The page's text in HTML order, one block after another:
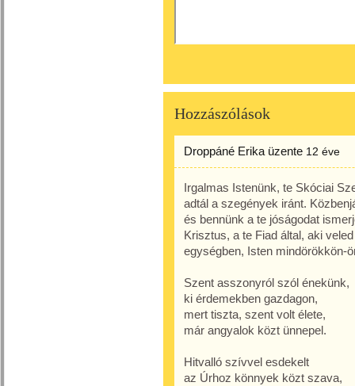
Hozzászólások
Droppáné Erika üzente 12 éve
Irgalmas Istenünk, te Skóciai
adtál a szegények iránt.
és bennünk a te jóságodat
Krisztus, a te Fiad által, aki
egységben, Isten mindörökkön-
Szent asszonyról szól énekünk,
ki érdemekben gazdagon,
mert tiszta, szent volt élete,
már angyalok közt ünnepel.
Hitvalló szívvel esdekelt
az Úrhoz könnyek közt szava,